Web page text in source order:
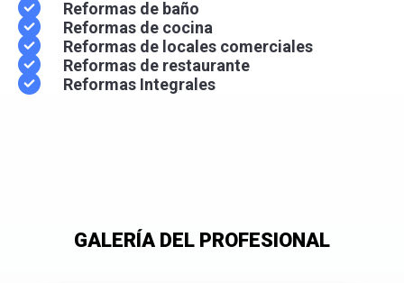
Reformas de baño
Reformas de cocina
Reformas de locales comerciales
Reformas de restaurante
Reformas Integrales
GALERÍA DEL PROFESIONAL